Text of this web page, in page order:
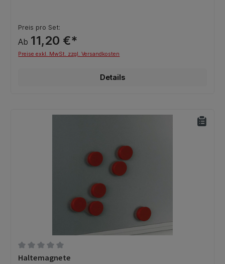
Preis pro Set:
Ab 11,20 €*
Preise exkl. MwSt. zzgl. Versandkosten
Details
Durchschnittliche Bewertung von 0 von 5 Sternen
Haltemagnete